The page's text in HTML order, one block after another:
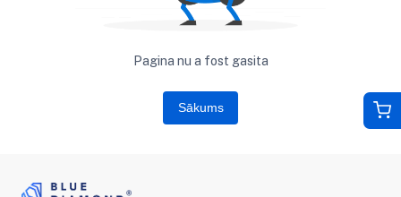
Pagina nu a fost gasita
Sākums